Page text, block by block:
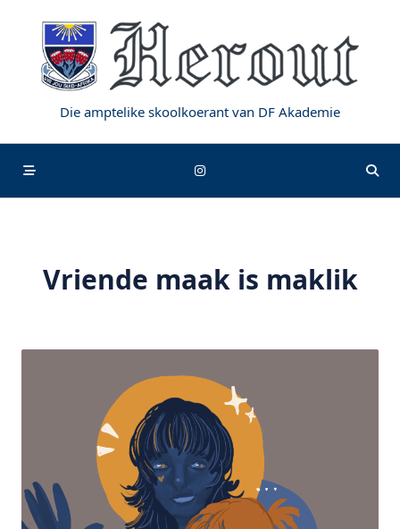
content
Die amptelike skoolkoerant van DF Akademie
Vriende maak is maklik